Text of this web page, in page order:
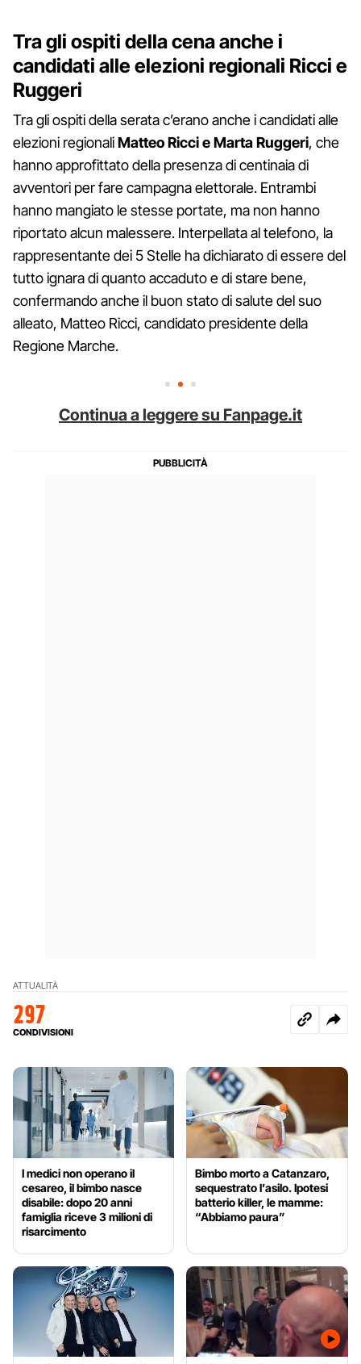
Tra gli ospiti della cena anche i
candidati alle elezioni regionali Ricci e
Ruggeri
Tra gli ospiti della serata c’erano anche i candidati alle
elezioni regionaliMatteo Ricci e Marta Ruggeri, che
hanno approfittato della presenza di centinaia di
avventori per fare campagna elettorale. Entrambi
hanno mangiato le stesse portate, ma non hanno
riportato alcun malessere. Interpellata al telefono, la
rappresentante dei 5 Stelle ha dichiarato di essere del
tutto ignara di quanto accaduto e di stare bene,
confermando anche il buon stato di salute del suo
alleato, Matteo Ricci, candidato presidente della
Regione Marche.
Continua a leggere su Fanpage.it
ATTUALITÀ
297
CONDIVISIONI
I medici non operano il
cesareo, il bimbo nasce
disabile: dopo 20 anni
famiglia riceve 3 milioni di
risarcimento
Bimbo morto a Catanzaro,
sequestrato l’asilo. Ipotesi
batterio killer, le mamme:
“Abbiamo paura”